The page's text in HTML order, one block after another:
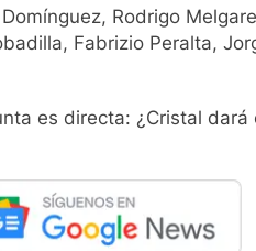
Rodrigo
Fabrizio Peralta,
es directa: ¿Cristal